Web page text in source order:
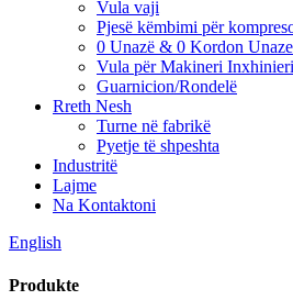
Vula vaji
Pjesë këmbimi për
0 Unazë & 0 Kordon Unaze
Vula për Makineri
Guarnicion/Rondelë
Rreth Nesh
Turne në fabrikë
Pyetje të shpeshta
Industritë
Lajme
Na Kontaktoni
English
Produkte